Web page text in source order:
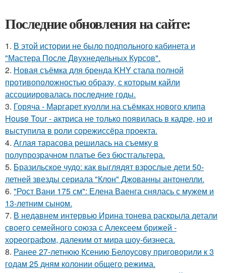
Последние обновления на сайте:
1. В этой истории не было подпольного кабинета и
"Мастера После Двухнедельных Курсов".
2. Новая съёмка для бренда KHY стала полной
противоположностью образу, с которым кайли
ассоциировалась последние годы.
3. Горяча - Маргарет куолли на съёмках нового клипа
House Tour - актриса не только появилась в кадре, но и
выступила в роли сорежиссёра проекта.
4. Аглая тарасова решилась на съемку в
полупрозрачном платье без бюстгальтера.
5. Бразильское чудо: как выглядят взрослые дети 50-
летней звезды сериала "Клон" Джованны антонелли.
6. "Рост Вани 175 см": Елена Ваенга снялась с мужем и
13-летним сыном.
7. В недавнем интервью Ирина тонева раскрыла детали
своего семейного союза с Алексеем брижей -
хореографом, далеким от мира шоу-бизнеса.
8. Ранее 27-летнюю Ксению Белоусову приговорили к 3
годам 25 дням колонии общего режима.